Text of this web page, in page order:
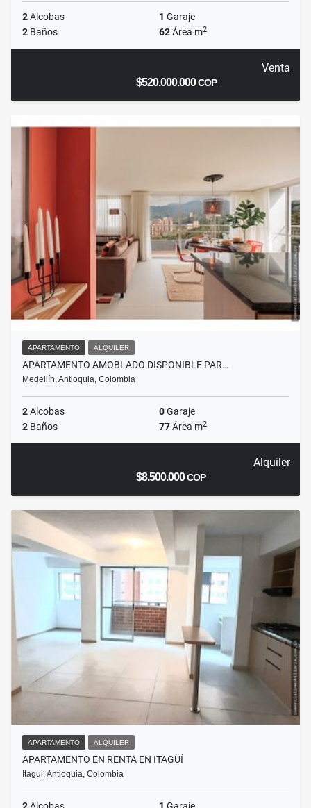
2Alcobas 1 Garaje
2 Baños 62Área m2
Venta
$520.000.000COP
APARTAMENTO ALQUILER
APARTAMENTO AMOBLADO DISPONIBLE PAR…
Medellín, Antioquia, Colombia
2Alcobas 0Garaje
2 Baños 77Área m2
Alquiler
$8.500.000COP
APARTAMENTO ALQUILER
APARTAMENTO EN RENTA EN ITAGÜÍ
Itagui, Antioquia, Colombia